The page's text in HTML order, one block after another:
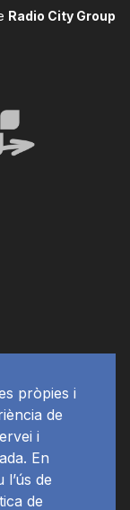
Radio City Group
pròpies i
de
i
En
de
de